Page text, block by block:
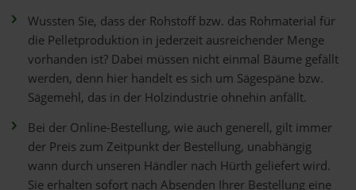
Wussten Sie, dass der Rohstoff bzw. das Rohmaterial für
die Pelletproduktion in jederzeit ausreichender Menge
vorhanden ist? Dabei müssen nicht einmal Bäume gefällt
werden, denn hier handelt es sich um Sägespäne bzw.
Sägemehl, das in der Holzindustrie ohnehin anfällt.
Bei der Online-Bestellung, wie auch generell, gilt immer
der Preis zum Zeitpunkt der Bestellung, unabhängig
wann durch unseren Händler nach Hürth geliefert wird.
Sie erhalten sofort nach Absenden Ihrer Bestellung eine